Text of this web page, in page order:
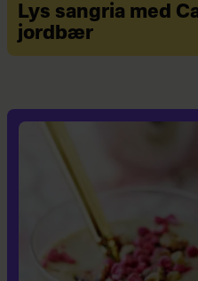
Lys sangria med
jordbær